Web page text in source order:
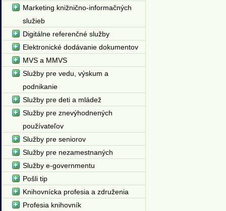
Marketing knižnično-informačných
služieb
Digitálne referenčné služby
Elektronické dodávanie dokumentov
MVS a MMVS
Služby pre vedu, výskum a
podnikanie
Služby pre deti a mládež
Služby pre znevýhodnených
používateľov
Služby pre seniorov
Služby pre nezamestnaných
Služby e-governmentu
Pošli tip
Knihovnícka profesia a združenia
Profesia knihovník